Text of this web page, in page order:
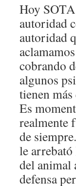
Hoy
autoridad
autoridad
cobrando
algunos
tienen
Es
realmente
de
le
del animal
defensa